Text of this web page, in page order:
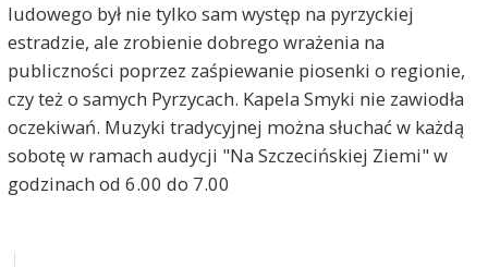
ludowego był nie tylko sam występ na pyrzyckiej
estradzie, ale zrobienie dobrego wrażenia na
publiczności poprzez zaśpiewanie piosenki o regionie,
czy też o samych Pyrzycach. Kapela Smyki nie zawiodła
oczekiwań. Muzyki tradycyjnej można słuchać w każdą
sobotę w ramach audycji "Na Szczecińskiej Ziemi" w
godzinach od 6.00 do 7.00